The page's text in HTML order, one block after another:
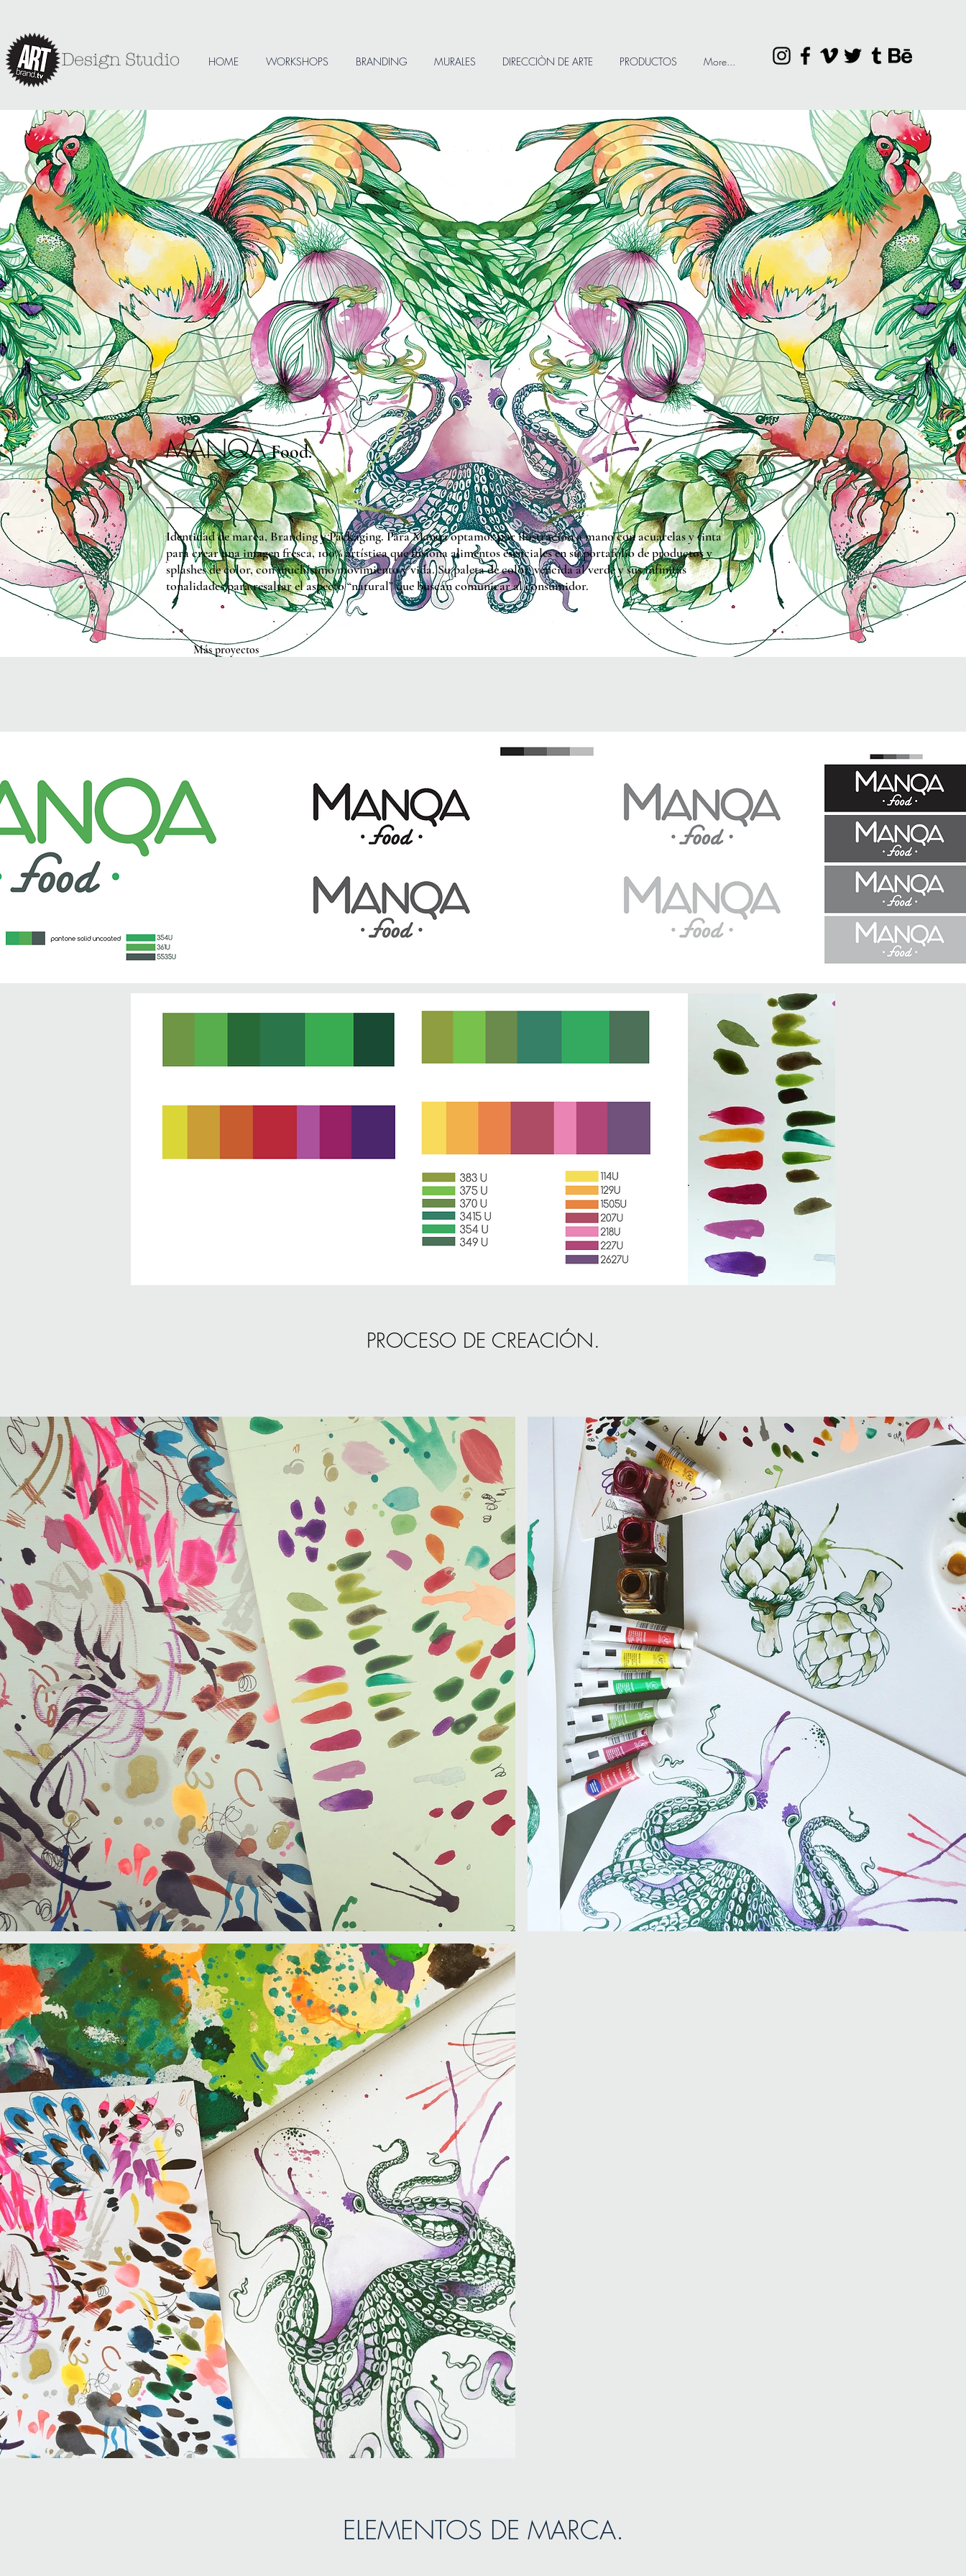
HOME WORKSHOPS BRANDING MURALES DIRECCIÒN DE ARTE PRODUCTOS More...
MANQA Food.
Identidad de marca, Branding y Packaging. Para Manqa optamos por ilustración a mano con acuarelas y tinta
para crear una imagen fresca, 100% artística que fusiona alimentos esenciales en su portafolio de productos y
splashes de color, con muchísimo movimiento y vida. Su paleta de color, vencida al verde y sus infinitas
tonalidades para resaltar el aspecto “natural” que buscan comunicar al consumidor.
​Más proyectos
PROCESO DE CREACIÓN.
ELEMENTOS DE MARCA.